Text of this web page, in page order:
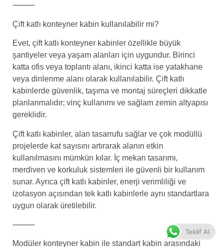
⸻
Çift katlı konteyner kabin kullanılabilir mi?
Evet, çift katlı konteyner kabinler özellikle büyük
şantiyeler veya yaşam alanları için uygundur. Birinci
katta ofis veya toplantı alanı, ikinci katta ise yatakhane
veya dinlenme alanı olarak kullanılabilir. Çift katlı
kabinlerde güvenlik, taşıma ve montaj süreçleri dikkatle
planlanmalıdır; vinç kullanımı ve sağlam zemin altyapısı
gereklidir.
Çift katlı kabinler, alan tasarrufu sağlar ve çok modüllü
projelerde kat sayısını artırarak alanın etkin
kullanılmasını mümkün kılar. İç mekan tasarımı,
merdiven ve korkuluk sistemleri ile güvenli bir kullanım
sunar. Ayrıca çift katlı kabinler, enerji verimliliği ve
izolasyon açısından tek katlı kabinlerle aynı standartlara
uygun olarak üretilebilir.
⸻
Modüler konteyner kabin ile standart kabin arasındaki
Teklif Al